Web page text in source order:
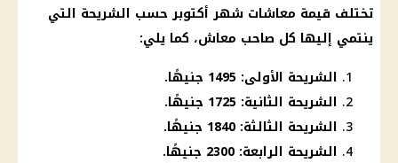
تختلف قيمة معاشات شهر أكتوبر حسب الشريحة التي
ينتمي إليها كل صاحب معاش، كما يلي:
الشريحة الأولى: 1495 جنيهًا.
الشريحة الثانية: 1725 جنيهًا.
الشريحة الثالثة: 1840 جنيهًا.
الشريحة الرابعة: 2300 جنيهًا.